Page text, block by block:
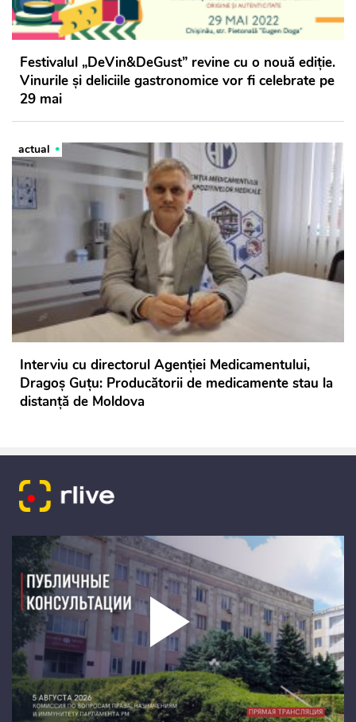
Festivalul „DeVin&DeGust” revine cu o nouă ediție.
Vinurile și deliciile gastronomice vor fi celebrate pe
29 mai
actual
Interviu cu directorul Agenției Medicamentului,
Dragoș Guțu: Producătorii de medicamente stau la
distanță de Moldova